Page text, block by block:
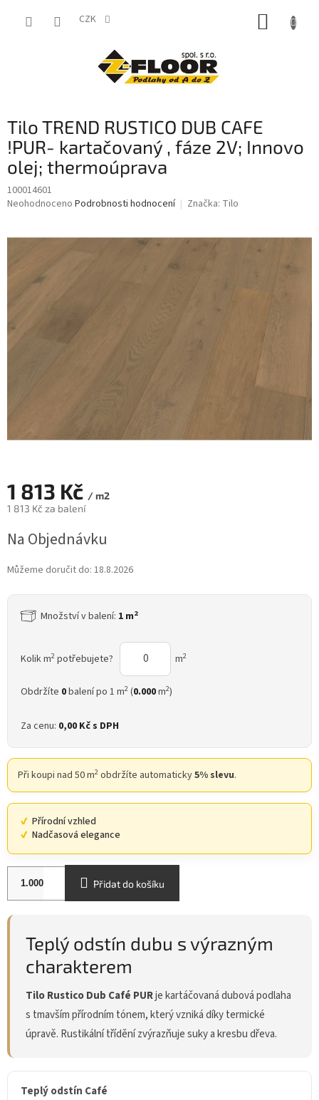
CZK
Tilo TREND RUSTICO DUB CAFE
!PUR- kartačovaný , fáze 2V; Innovo
olej; thermoúprava
100014601
Průměrné
hvězdiček.
Neohodnoceno Podrobnosti hodnocení Značka: Tilo
1 813 Kč / m2
1 813 Kč za balení
cena:
Na Objednávku
Můžeme doručit do: 18.8.2026
Množství v balení: 1 m2
Kolik m2 potřebujete? m2
Obdržíte 0balení po 1 m2 (0.000m2)
Za cenu: 0,00 Kčs DPH
Při koupi nad 50 m2 obdržíte automaticky5% slevu.
Přírodní vzhled
Nadčasová elegance
Přidat do košíku
Teplý odstín dubu s výrazným
charakterem
Tilo Rustico Dub Café PURje kartáčovaná dubová podlaha
s tmavším přírodním tónem, který vzniká díky termické
úpravě. Rustikální třídění zvýrazňuje suky a kresbu dřeva.
Teplý odstín Café